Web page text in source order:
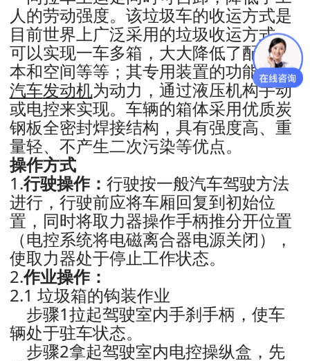
人的劳动强度。该垃圾车的收运方式是
目前世界上广泛采用的垃圾收运方式，
可以实现一车多箱，大大降低了配备成
本和空间等等；其专用装置的功能均以
汽车发动机为动力，通过液压机构手动
或电控来实现。车辆的箱体采用优质炭
钢板全密封焊接结构，具有强度高、重
量轻、不产生二次污染等优点。
操作方式
1.行驶操作： 行驶按一般汽车驾驶方法
进行，行驶前应将车厢回复到初始位
置，同时将取力器操作手柄推分开位置
（电控系统将电磁离合器电源关闭），
使取力器处于停止工作状态。
2.作业操作：
2.1 垃圾箱的钩装作业
步骤1拉起驾驶室内手刹手柄，使车
辆处于驻车状态。
步骤2拿起驾驶室内电控操纵盒，先